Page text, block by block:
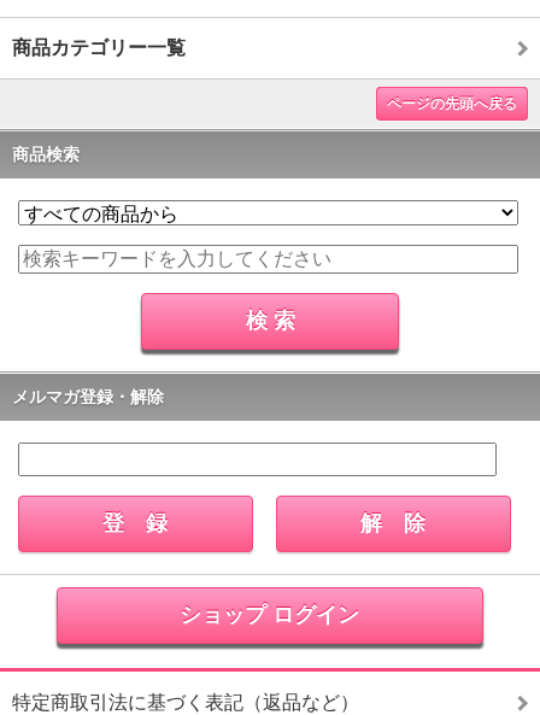
商品カテゴリー一覧
ページの先頭へ戻る
商品検索
メルマガ登録・解除
ショップ ログイン
特定商取引法に基づく表記（返品など）